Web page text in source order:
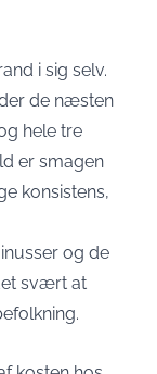
i sig selv.
de næsten
hele tre
er smagen
konsistens,
og de
svært at